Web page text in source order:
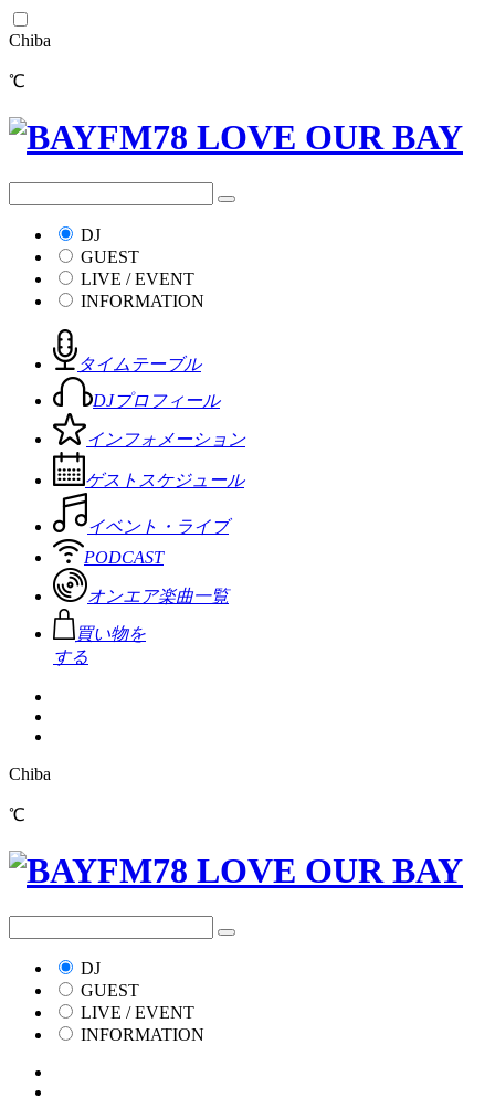
Chiba
℃
DJ
GUEST
LIVE / EVENT
INFORMATION
タイムテーブル
DJプロフィール
インフォメーション
ゲストスケジュール
イベント・ライブ
PODCAST
オンエア楽曲一覧
買い物を
する
Chiba
℃
DJ
GUEST
LIVE / EVENT
INFORMATION